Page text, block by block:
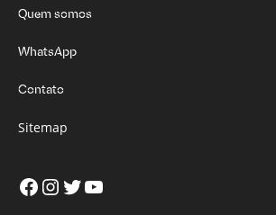
Quem somos
WhatsApp
Contato
Sitemap
Facebook
Instagram
Twitter
Youtube